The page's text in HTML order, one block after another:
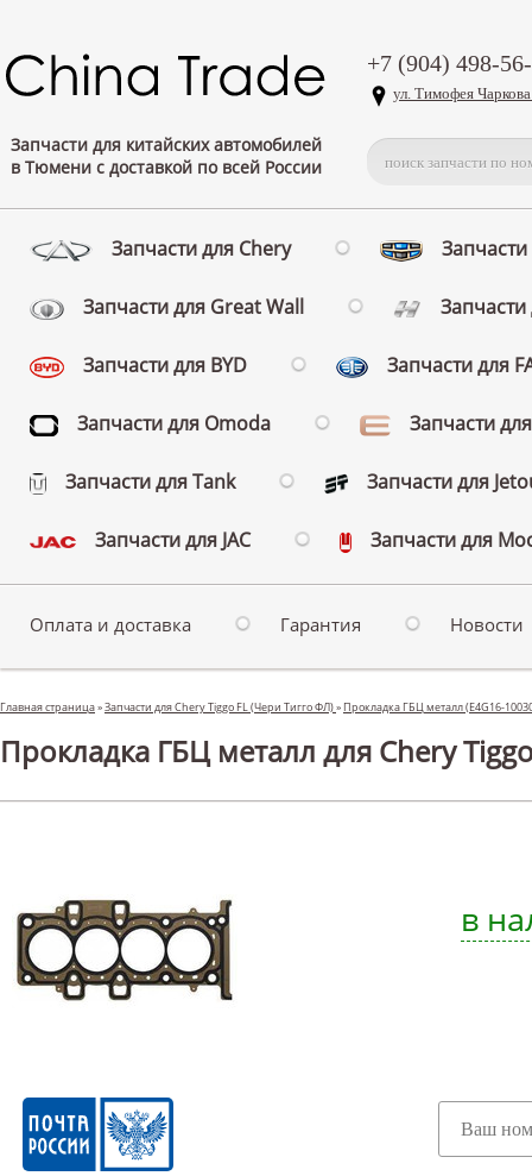
Запчасти для китайских автомобилей
в Тюмени с доставкой по всей России
+7 (904) 498-
ул. Тимофея
Запчасти для Chery
Запчасти для Great Wall
Запчасти для BYD Запчасти для
Запчасти для Omoda Запчасти
Запчасти для Tank Запчасти для
Запчасти для JAC Запчасти для
Оплата и доставка Гарантия Новости
Главная страница»Запчасти для Chery Tiggo FL (Чери Тигго ФЛ)» Прокладка ГБЦ металл (E4G16-
Прокладка ГБЦ металл для Chery
в